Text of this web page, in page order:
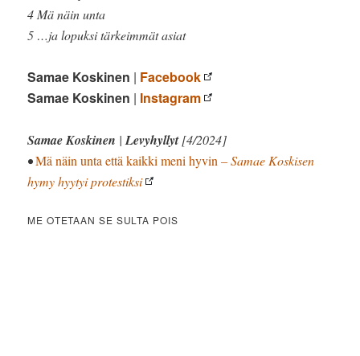
4 Mä näin unta
5 …ja lopuksi tärkeimmät asiat
Samae Koskinen | Facebook
Samae Koskinen | Instagram
Samae Koskinen |Levyhyllyt[4/2024]
•Mä näin unta että kaikki meni hyvin – Samae Koskisen
hymy hyytyi protestiksi
ME OTETAAN SE SULTA POIS